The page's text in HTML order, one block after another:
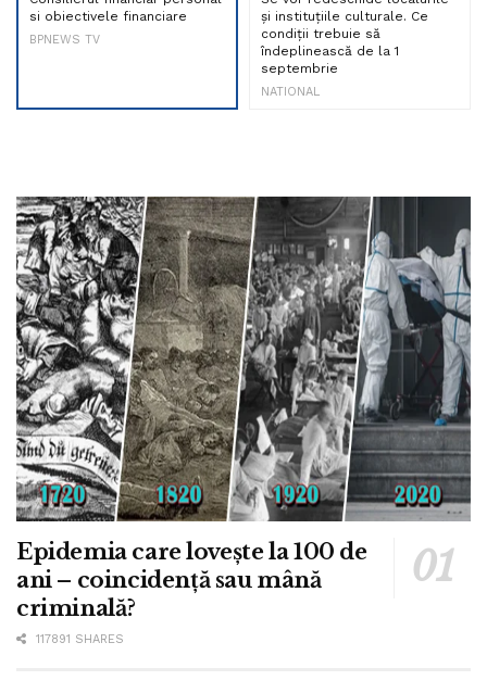
si obiectivele financiare
BPNEWS TV
și instituțiile culturale. Ce
condiții trebuie să
îndeplinească de la 1
septembrie
NATIONAL
Epidemia care lovește la 100 de
ani – coincidență sau mână
criminală?
117891 SHARES